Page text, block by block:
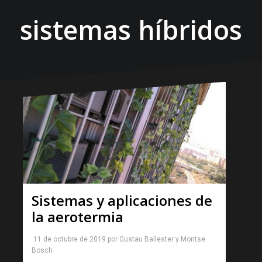
sistemas híbridos
Sistemas y aplicaciones de
la aerotermia
11 de octubre de 2019 por Gustau Ballester y Montse
Bosch